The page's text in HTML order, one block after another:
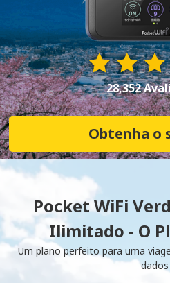
28,352
Obtenha o
Pocket WiFi
Ilimitado - O
Um plano perfeito para uma
dados